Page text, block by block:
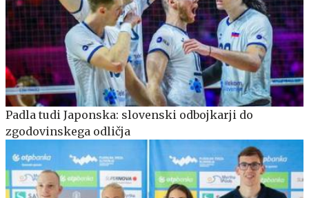
Padla tudi Japonska: slovenski odbojkarji do
zgodovinskega odličja